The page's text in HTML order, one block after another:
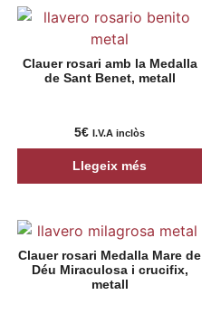
Clauer rosari amb la Medalla
de Sant Benet, metall
5€ I.V.A inclòs
Llegeix més
Clauer rosari Medalla Mare de
Déu Miraculosa i crucifix,
metall